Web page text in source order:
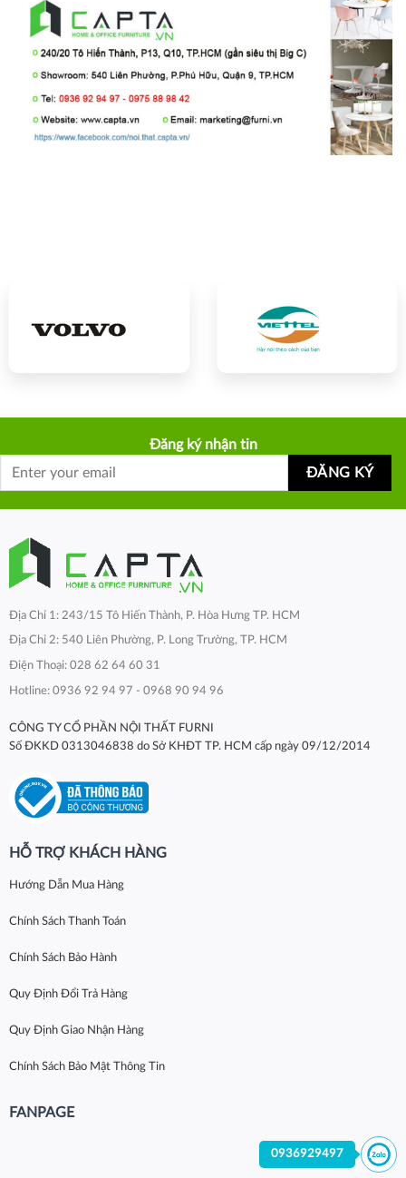
Đăng ký nhận tin
Địa Chỉ 1: 243/15 Tô Hiến Thành, P. Hòa Hưng TP. HCM
Địa Chỉ 2: 540 Liên Phường, P. Long Trường, TP. HCM
Điện Thoại: 028 62 64 60 31
Hotline: 0936 92 94 97 - 0968 90 94 96
CÔNG TY CỔ PHẦN NỘI THẤT FURNI
Số ĐKKD 0313046838 do Sở KHĐT TP. HCM cấp ngày 09/12/2014
HỖ TRỢ KHÁCH HÀNG
Hướng Dẫn Mua Hàng
Chính Sách Thanh Toán
Chính Sách Bảo Hành
Quy Định Đổi Trả Hàng
Quy Định Giao Nhận Hàng
Chính Sách Bảo Mật Thông Tin
FANPAGE
0936929497